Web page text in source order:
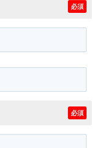
必須
必須